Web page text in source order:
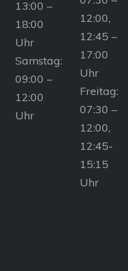
13:00 –
18:00
Uhr
Samstag:
09:00 –
12:00
Uhr
12:00,
12:45 –
17:00
Uhr
Freitag:
07:30 –
12:00,
12:45-
15:15
Uhr